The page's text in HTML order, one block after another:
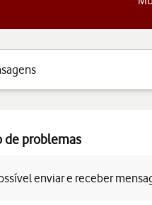
de problemas
enviar e receber